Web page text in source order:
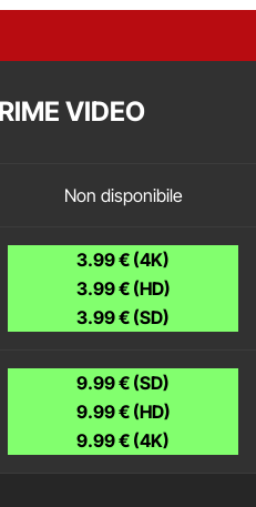
VIDEO
Non disponibile
3.99 € (4K)
3.99 € (HD)
3.99 € (SD)
9.99 € (SD)
9.99 € (HD)
9.99 € (4K)